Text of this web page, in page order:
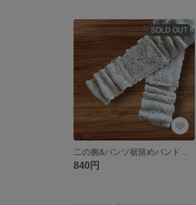
SOLD OUT
840円